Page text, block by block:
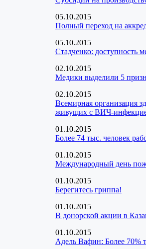
05.10.2015
Полный переход на
05.10.2015
Стадченко:
02.10.2015
Медики выделили 5
02.10.2015
Всемирная организация
живущих с ВИЧ-
01.10.2015
Более 74 тыс. человек
01.10.2015
Международный день
01.10.2015
Берегитесь гриппа!
01.10.2015
В донорской акции в
01.10.2015
Адель Вафин: Более 70%